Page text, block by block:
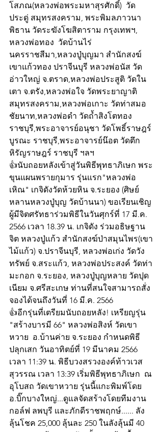
โสภณ(หลวงพ่อพระมหาสุรศักดิ์)  วัด
ประดู่ สมุทรสงคราม, พระพิมลภาวนา
พิธาน วัดระฆังโฆสิตาราม กรุงเทพฯ,
หลวงพ่อทอง  วัดบ้านไร่
นครราชสีมา,หลวงปู่บุญมา สำนักสงฆ์
เขาแก้วทอง ปราจีนบุรี หลวงพ่อนัส วัด
อ่าวใหญ่ จ.ตราด,หลวงพ่อประสูติ วัดใน
เตา จ.ตรัง,หลวงพ่อใจ วัดพระยาญาติ
สมุทรสงคราม,หลวงพ่อเกาะ วัดท่าสมอ​
ชัยนาท,หลวงพ่อดำ วัดถ้ำสิงโตทอง
ราชบุรี,พระอาจารย์อนุชา วัดโพธิ์ราษฎร์
บูรณะ ราชบุรี,พระอาจารย์น๊อต วัดตึก
หิรัญราษฎร์ ราชบุรี ฯลฯ
👍นับถอยหลังเข้าสู่วันพิธีพุทธาภิเษก พระ
ขุนแผนพรายกุมาร รุ่นแรก"หลวงพ่อ
เหิณ" เกจิดังวัดห้วยหิน จ.ระยอง (ศิษย์
หลานหลวงปู่บุญ วัดบ้านนา) ขอเรียนเชิญ
ผู้มีจิตศรัทธาร่วมพิธีในวันศุกร์ที่ 17 มี.ค.
2566 เวลา 18.39 น. เกจิดัง ร่วมอธิษฐาน
จิต หลวงปู่แก้ว สำนักสงฆ์ป่าสมุนไพร(เขา
ไม้แก้ว) จ.ปราจีนบุรี, หลวงพ่อเก่ง วัดวัง
ทรัพย์ จ.สระแก้ว, หลวงพ่อประสงค์ วัดท่า
มะกอก จ.ระยอง, หลวงปู่บุญหลาย วัดปุด
เนียม จ.ศรีสะเกษ ท่านที่สนใจสามารถสั่ง
จองได้จนถึงวันที่ 16 มี.ค. 2566
👍อีกรุ่นที่เตรียมนับถอยหลัง! เหรียญรุ่น
"สร้างบารมี 66" หลวงพ่อสิงห์ วัดเขา
หวาย  อ.บ้านค่าย จ.ระยอง กำหนดพิธี
ปลุกเสก วันอาทิตย์ที่ 19 มีนาคม 2566
เวลา 11:39 น. พิธีบวงสรวงองค์ท้าวเวส
สุวรรณ เวลา 13:39 เริ่มพิธีพุทธาภิเษก  ณ
อุโบสถ วัดเขาหวาย รุ่นนี้แกะพิมพ์โดย
อ.บิ๊กบางใหญ่...ดูแลจัดสร้างโดยทีมงาน
กอล์ฟ ลพบุรี และภักดีราชพฤกษ์...... ลัง
ลุ้นโชค 25,000 ลุ้นละ 250 ในลังลุ้นมี 40